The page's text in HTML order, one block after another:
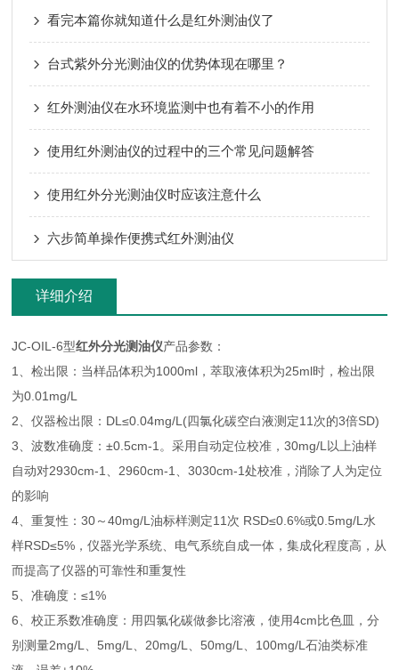
看完本篇你就知道什么是红外测油仪了
台式紫外分光测油仪的优势体现在哪里？
红外测油仪在水环境监测中也有着不小的作用
使用红外测油仪的过程中的三个常见问题解答
使用红外分光测油仪时应该注意什么
六步简单操作便携式红外测油仪
详细介绍
JC-OIL-6型红外分光测油仪产品参数：
1、检出限：当样品体积为1000ml，萃取液体积为25ml时，检出限
为0.01mg/L
2、仪器检出限：DL≤0.04mg/L(四氯化碳空白液测定11次的3倍SD)
3、波数准确度：±0.5cm-1。采用自动定位校准，30mg/L以上油样
自动对2930cm-1、2960cm-1、3030cm-1处校准，消除了人为定位
的影响
4、重复性：30～40mg/L油标样测定11次 RSD≤0.6%或0.5mg/L水
样RSD≤5%，仪器光学系统、电气系统自成一体，集成化程度高，从
而提高了仪器的可靠性和重复性
5、准确度：≤1%
6、校正系数准确度：用四氯化碳做参比溶液，使用4cm比色皿，分
别测量2mg/L、5mg/L、20mg/L、50mg/L、100mg/L石油类标准